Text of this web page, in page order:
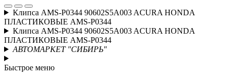
Клипса AMS-P0344 90602S5A003 ACURA HONDA
ПЛАСТИКОВЫЕ AMS-P0344
Клипса AMS-P0344 90602S5A003 ACURA HONDA
ПЛАСТИКОВЫЕ AMS-P0344
АВТОМАРКЕТ "СИБИРЬ"
Быстрое меню